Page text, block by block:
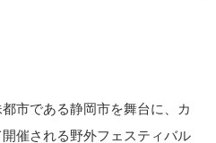
最前線で見てきた生き字引として
リアのニュースポータルの創業デ
集長、World Innovation Lab(WiL)
スタートアップ支援側の取り組みに
市である静岡市を舞台に、カ
催される野外フェスティバル